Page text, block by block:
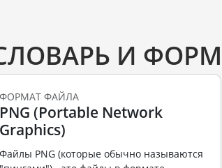
И
ФОРМАТ ФАЙЛА
PNG (Portable Network
Graphics)
Файлы PNG (которые обычно называются